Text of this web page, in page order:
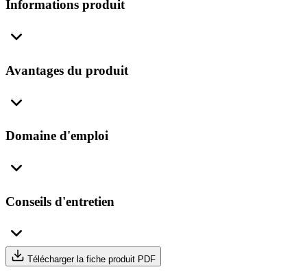
Informations produit
Avantages du produit
Domaine d'emploi
Conseils d'entretien
Télécharger la fiche produit PDF